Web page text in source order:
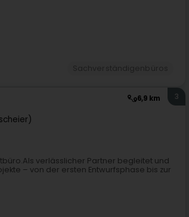
6,9 km 3
verlässlicher Partner begleitet und
– von der ersten Entwurfsphase bis zur